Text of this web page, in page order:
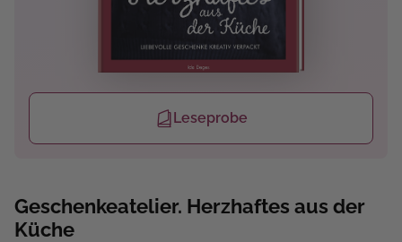
Leseprobe
Geschenkeatelier. Herzhaftes aus der
Küche